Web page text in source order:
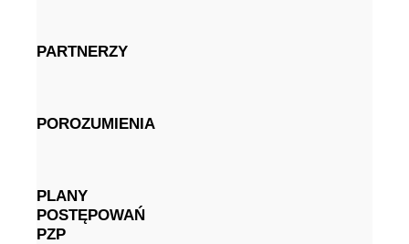
PARTNERZY
POROZUMIENIA
PLANY
POSTĘPOWAŃ
PZP